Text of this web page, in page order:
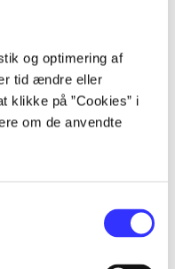
og optimering af
tid ændre eller
klikke på ”Cookies” i
om de anvendte